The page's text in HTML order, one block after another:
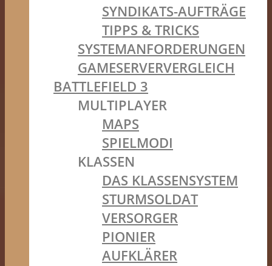
SYNDIKATS-AUFTRÄGE
TIPPS & TRICKS
SYSTEMANFORDERUNGEN
GAMESERVERVERGLEICH
BATTLEFIELD 3
MULTIPLAYER
MAPS
SPIELMODI
KLASSEN
DAS KLASSENSYSTEM
STURMSOLDAT
VERSORGER
PIONIER
AUFKLÄRER